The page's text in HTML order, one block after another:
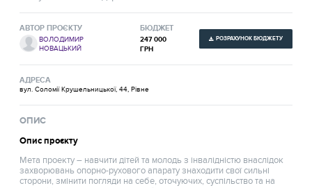
АВТОР ПРОЄКТУ
ВОЛОДИМИР
НОВАЦЬКИЙ
БЮДЖЕТ
247 000
ГРН
РОЗРАХУНОК БЮДЖЕТУ
АДРЕСА
вул. Соломії Крушельницької, 44, Рівне
ОПИС
Опис проєкту
Мета проекту – навчити дітей та молодь з інвалідністю внаслідок
захворювань опорно-рухового апарату знаходити свої сильні
сторони, змінити погляди на себе, оточуючих, суспільство та на